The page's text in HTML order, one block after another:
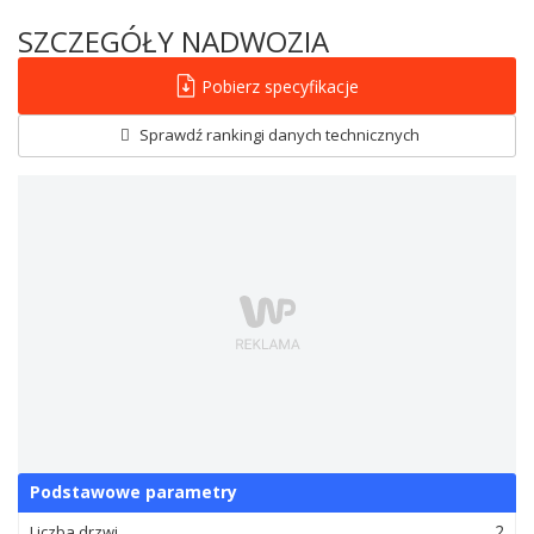
SZCZEGÓŁY NADWOZIA
Pobierz specyfikacje
Sprawdź rankingi danych technicznych
Podstawowe parametry